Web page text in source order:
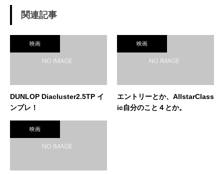
関連記事
映画
DUNLOP Diacluster2.5TP イ
ンプレ！
映画
エントリーとか、AllstarClass
ic自分のこと４とか。
映画